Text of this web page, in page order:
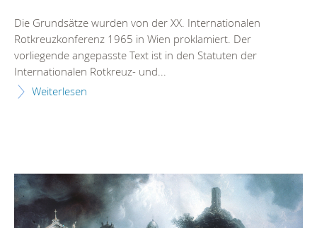
Die Grundsätze wurden von der XX. Internationalen
Rotkreuzkonferenz 1965 in Wien proklamiert. Der
vorliegende angepasste Text ist in den Statuten der
Internationalen Rotkreuz- und...
Weiterlesen